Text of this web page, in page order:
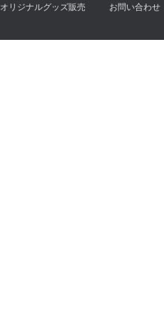
オリジナルグッズ販売 お問い合わせ